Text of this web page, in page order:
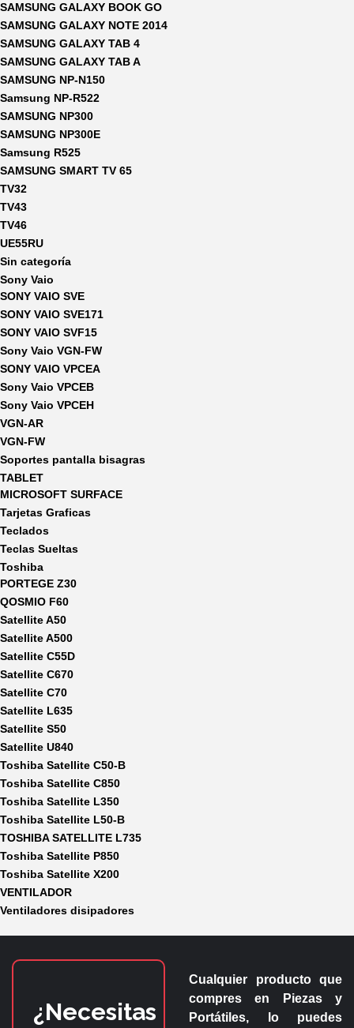
SAMSUNG GALAXY BOOK GO
SAMSUNG GALAXY NOTE 2014
SAMSUNG GALAXY TAB 4
SAMSUNG GALAXY TAB A
SAMSUNG NP-N150
Samsung NP-R522
SAMSUNG NP300
SAMSUNG NP300E
Samsung R525
SAMSUNG SMART TV 65
TV32
TV43
TV46
UE55RU
Sin categoría
Sony Vaio
SONY VAIO SVE
SONY VAIO SVE171
SONY VAIO SVF15
Sony Vaio VGN-FW
SONY VAIO VPCEA
Sony Vaio VPCEB
Sony Vaio VPCEH
VGN-AR
VGN-FW
Soportes pantalla bisagras
TABLET
MICROSOFT SURFACE
Tarjetas Graficas
Teclados
Teclas Sueltas
Toshiba
PORTEGE Z30
QOSMIO F60
Satellite A50
Satellite A500
Satellite C55D
Satellite C670
Satellite C70
Satellite L635
Satellite S50
Satellite U840
Toshiba Satellite C50-B
Toshiba Satellite C850
Toshiba Satellite L350
Toshiba Satellite L50-B
TOSHIBA SATELLITE L735
Toshiba Satellite P850
Toshiba Satellite X200
VENTILADOR
Ventiladores disipadores
¿Necesitas
Cualquier producto que
compres en
Piezas y
Portátiles, lo puedes